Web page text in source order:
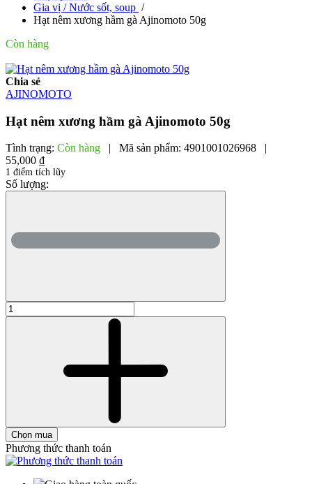
Gia vị / Nước sốt, soup /
Hạt nêm xương hầm gà Ajinomoto 50g
Còn hàng
Chia sẻ
AJINOMOTO
Hạt nêm xương hầm gà Ajinomoto 50g
Tình trạng: Còn hàng | Mã sản phẩm: 4901001026968
|
55,000 ₫
1 điểm tích lũy
Số lượng:
Chọn mua
Phương thức thanh toán